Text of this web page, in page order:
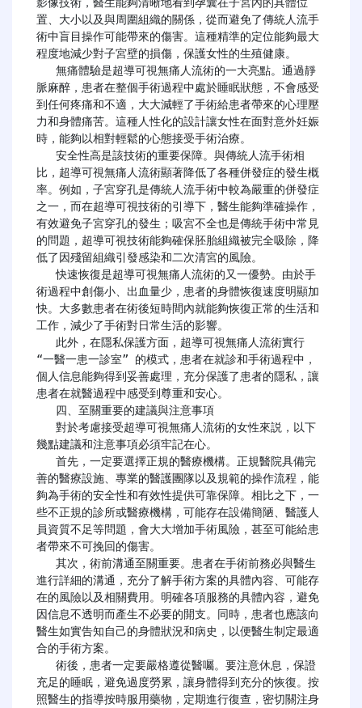
置、大小以及與周圍組織的關係，從而避免了傳統人流手
術中盲目操作可能帶來的傷害。這種精準的定位能夠最大
程度地減少對子宮壁的損傷，保護女性的生殖健康。
脈麻醉，患者在整個手術過程中處於睡眠狀態，不會感受
到任何疼痛和不適，大大減輕了手術給患者帶來的心理壓
力和身體痛苦。這種人性化的設計讓女性在面對意外妊娠
時，能夠以相對輕鬆的心態接受手術治療。
比，超導可視無痛人流術顯著降低了各種併發症的發生概
率。例如，子宮穿孔是傳統人流手術中較為嚴重的併發症
之一，而在超導可視技術的引導下，醫生能夠準確操作，
有效避免子宮穿孔的發生；吸宮不全也是傳統手術中常見
的問題，超導可視技術能夠確保胚胎組織被完全吸除，降
低了因殘留組織引發感染和二次清宮的風險。
   快速恢復是超導可視無痛人流術的又一優勢。由於手
術過程中創傷小、出血量少，患者的身體恢復速度明顯加
快。大多數患者在術後短時間內就能夠恢復正常的生活和
工作，減少了手術對日常生活的影響。
“一醫一患一診室” 的模式，患者在就診和手術過程中，
個人信息能夠得到妥善處理，充分保護了患者的隱私，讓
患者在就醫過程中感受到尊重和安心。
幾點建議和注意事項必須牢記在心。
善的醫療設施、專業的醫護團隊以及規範的操作流程，能
夠為手術的安全性和有效性提供可靠保障。相比之下，一
些不正規的診所或醫療機構，可能存在設備簡陋、醫護人
員資質不足等問題，會大大增加手術風險，甚至可能給患
者帶來不可挽回的傷害。
進行詳細的溝通，充分了解手術方案的具體內容、可能存
在的風險以及相關費用。明確各項服務的具體內容，避免
因信息不透明而產生不必要的開支。同時，患者也應該向
醫生如實告知自己的身體狀況和病史，以便醫生制定最適
合的手術方案。
充足的睡眠，避免過度勞累，讓身體得到充分的恢復。按
照醫生的指導按時服用藥物，定期進行復查，密切關注身